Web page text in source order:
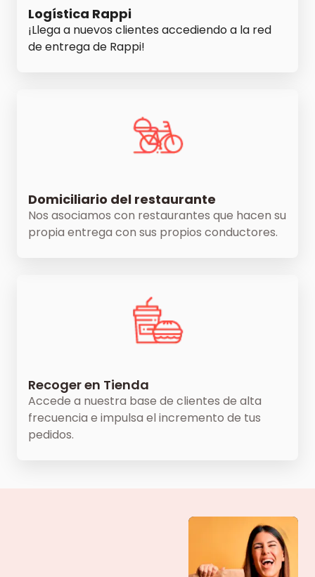
Logística Rappi
¡Llega a nuevos clientes accediendo a la red
de entrega de Rappi!
Domiciliario del restaurante
Nos asociamos con restaurantes que hacen su
propia entrega con sus propios conductores.
Recoger en Tienda
Accede a nuestra base de clientes de alta
frecuencia e impulsa el incremento de tus
pedidos.